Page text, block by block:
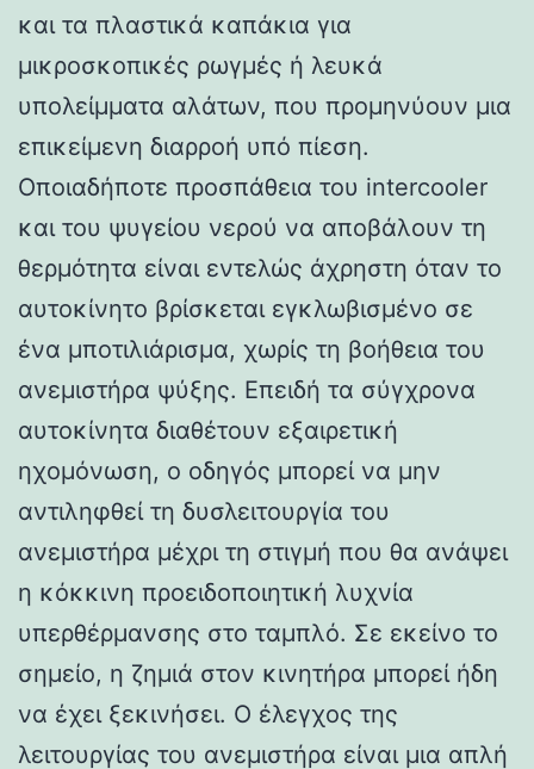
και τα πλαστικά καπάκια για
μικροσκοπικές ρωγμές ή λευκά
υπολείμματα αλάτων, που προμηνύουν μια
επικείμενη διαρροή υπό πίεση.
Οποιαδήποτε προσπάθεια του intercooler
και του ψυγείου νερού να αποβάλουν τη
θερμότητα είναι εντελώς άχρηστη όταν το
αυτοκίνητο βρίσκεται εγκλωβισμένο σε
ένα μποτιλιάρισμα, χωρίς τη βοήθεια του
ανεμιστήρα ψύξης. Επειδή τα σύγχρονα
αυτοκίνητα διαθέτουν εξαιρετική
ηχομόνωση, ο οδηγός μπορεί να μην
αντιληφθεί τη δυσλειτουργία του
ανεμιστήρα μέχρι τη στιγμή που θα ανάψει
η κόκκινη προειδοποιητική λυχνία
υπερθέρμανσης στο ταμπλό. Σε εκείνο το
σημείο, η ζημιά στον κινητήρα μπορεί ήδη
να έχει ξεκινήσει. Ο έλεγχος της
λειτουργίας του ανεμιστήρα είναι μια απλή